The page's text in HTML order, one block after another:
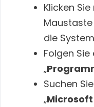
Klicken
Maustaste
die
Folgen Sie
„
Suchen
„